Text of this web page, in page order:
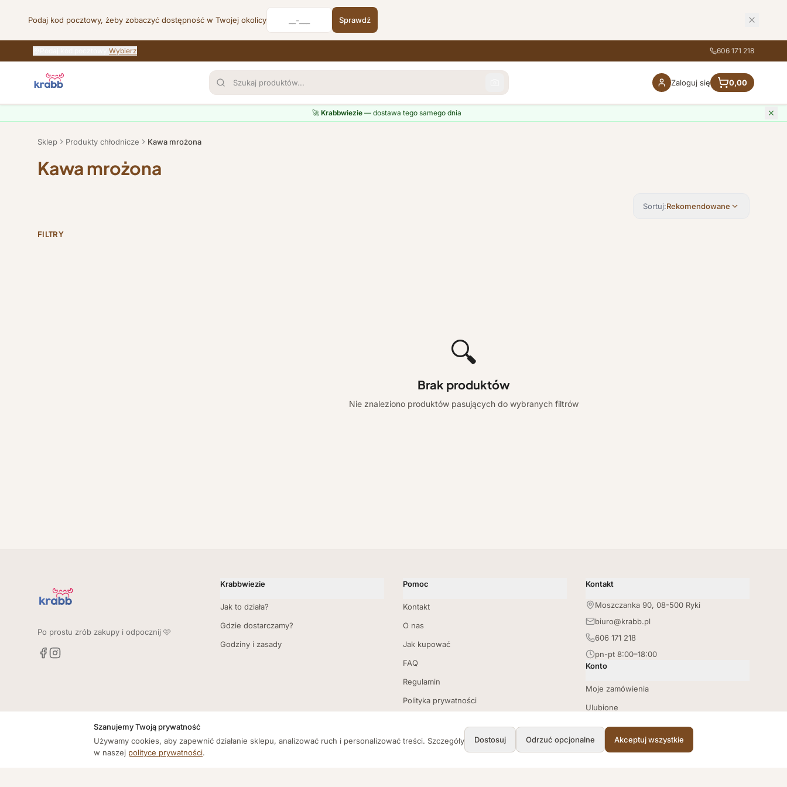
Podaj kod pocztowy, żeby zobaczyć dostępność w Twojej okolicy Sprawdź
Przejdź do treści Wybierz 606 171 218
Zaloguj się 0,00
🚀 Krabbwiezie— dostawa tego samego dnia
Sklep Produkty chłodnicze Kawa mrożona
Kawa mrożona
Sortuj:Rekomendowane
FILTRY
🔍
Brak produktów
Nie znaleziono produktów pasujących do wybranych filtrów
Po prostu zrób zakupy i odpocznij 🩷
Krabbwiezie
Jak to działa?
Gdzie dostarczamy?
Godziny i zasady
Pomoc
Kontakt
O nas
Jak kupować
FAQ
Regulamin
Polityka prywatności
Dostawa i płatności
Kontakt
Moszczanka 90, 08-500 Ryki
biuro@krabb.pl
606 171 218
pn-pt 8:00–18:00
Konto
Moje zamówienia
Ulubione
Lista zakupów
Punkty lojalnościowe
Szanujemy Twoją prywatność
Używamy cookies, aby zapewnić działanie sklepu, analizować ruch i personalizować treści. Szczegóły
w naszej polityce prywatności.
Dostosuj Odrzuć opcjonalne Akceptuj wszystkie